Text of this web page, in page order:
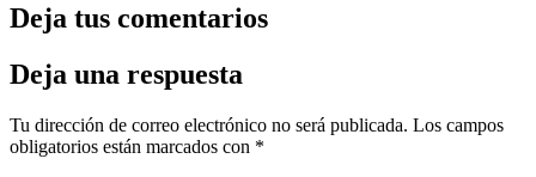
Deja tus comentarios
Deja una respuesta
Tu dirección de correo electrónico no será publicada. Los campos
obligatorios están marcados con *